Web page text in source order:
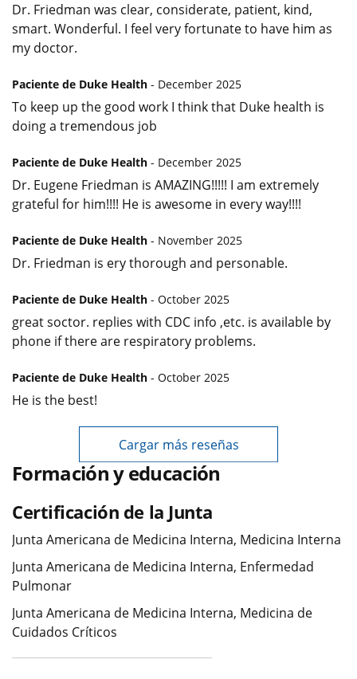
Dr. Friedman was clear, considerate, patient, kind,
smart. Wonderful. I feel very fortunate to have him as
my doctor.
Paciente de Duke Health - December 2025
To keep up the good work I think that Duke health is
doing a tremendous job
Paciente de Duke Health - December 2025
Dr. Eugene Friedman is AMAZING!!!!! I am extremely
grateful for him!!!! He is awesome in every way!!!!
Paciente de Duke Health - November 2025
Dr. Friedman is ery thorough and personable.
Paciente de Duke Health - October 2025
great soctor. replies with CDC info ,etc. is available by
phone if there are respiratory problems.
Paciente de Duke Health - October 2025
He is the best!
Cargar más reseñas
Formación y educación
Certificación de la Junta
Junta Americana de Medicina Interna, Medicina Interna
Junta Americana de Medicina Interna, Enfermedad
Pulmonar
Junta Americana de Medicina Interna, Medicina de
Cuidados Críticos